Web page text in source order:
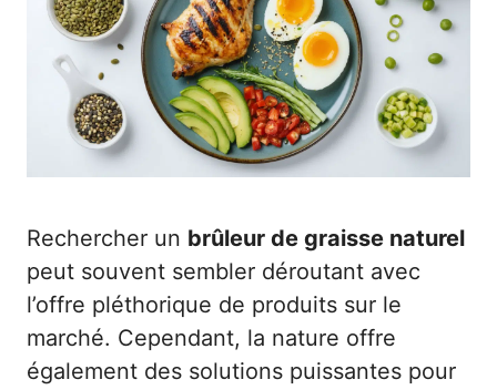
Rechercher un brûleur de graisse naturel
peut souvent sembler déroutant avec
l’offre pléthorique de produits sur le
marché. Cependant, la nature offre
également des solutions puissantes pour